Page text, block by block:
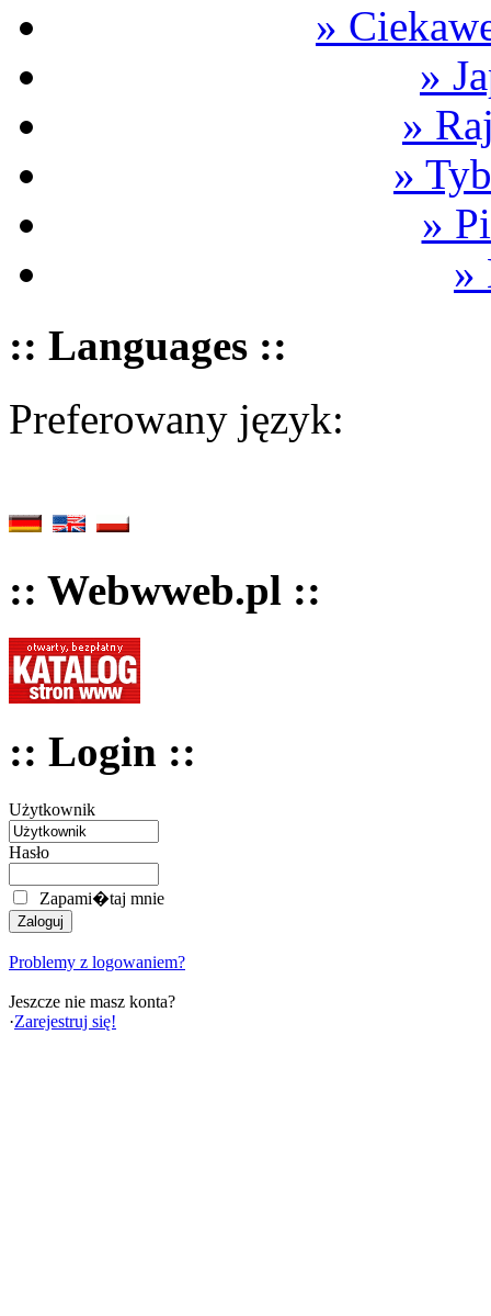
»
»
»
»
»
»
:: Languages ::
Preferowany język:
:: Webwweb.pl ::
:: Login ::
Użytkownik
Hasło
Zapami�taj mnie
Problemy z logowaniem?
Jeszcze nie masz konta?
·Zarejestruj się!